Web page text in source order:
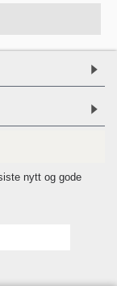
nytt og gode